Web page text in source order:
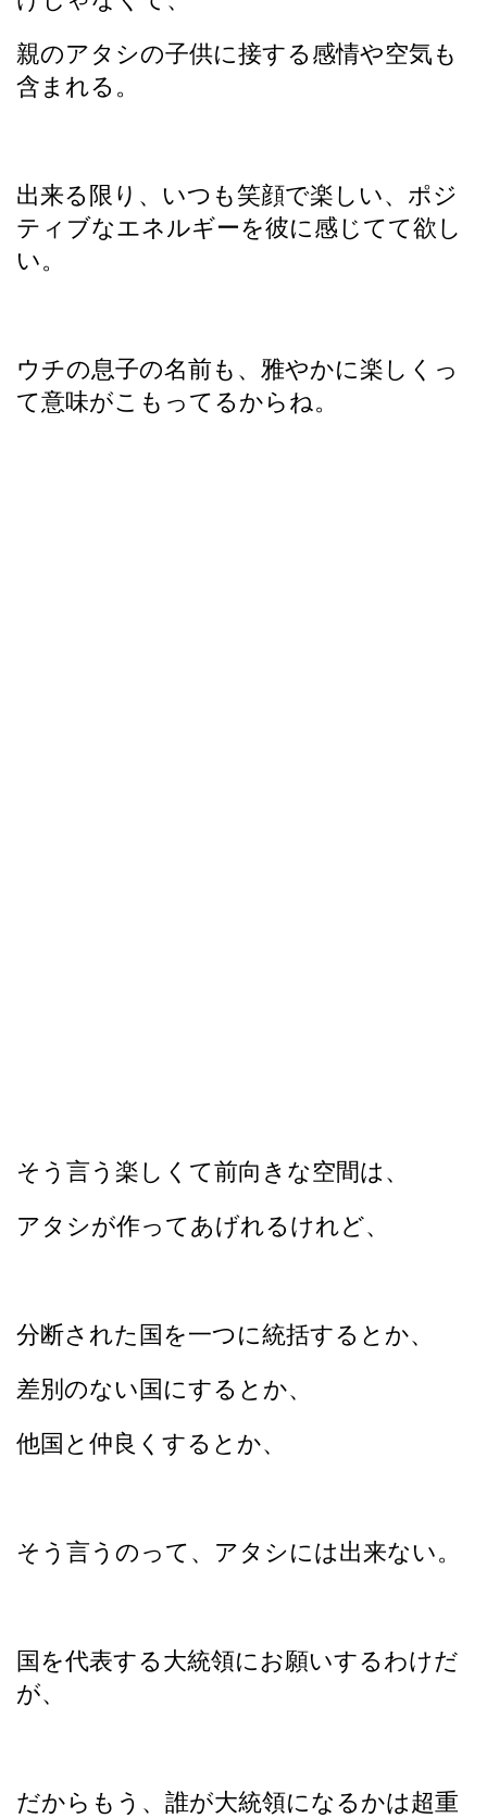
親のアタシの子供に接する感情や空気も
含まれる。
出来る限り、いつも笑顔で楽しい、ポジ
ティブなエネルギーを彼に感じてて欲し
い。
ウチの息子の名前も、雅やかに楽しくっ
て意味がこもってるからね。
そう言う楽しくて前向きな空間は、
アタシが作ってあげれるけれど、
分断された国を一つに統括するとか、
差別のない国にするとか、
他国と仲良くするとか、
そう言うのって、アタシには出来ない。
国を代表する大統領にお願いするわけだ
が、
だからもう、誰が大統領になるかは超重